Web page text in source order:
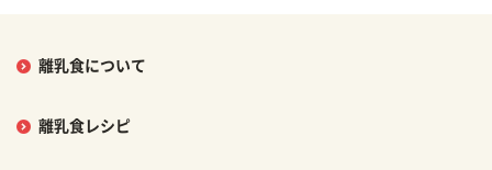
離乳食について
離乳食レシピ